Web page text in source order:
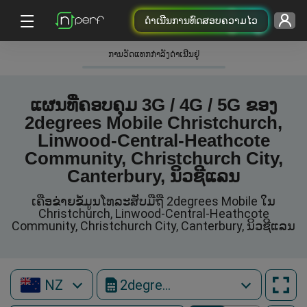
ດຳເນີນການທົດສອບຄວາມໄວ
ການວັດແທກກໍາລັງດໍາເນີນຢູ່
ແຜນທີ່ຄອບຄຸມ 3G / 4G / 5G ຂອງ
2degrees Mobile Christchurch,
Linwood-Central-Heathcote
Community, Christchurch City,
Canterbury, ນິວຊີແລນ
ເຄືອຂ່າຍຂໍ້ມູນໂທລະສັບມືຖື 2degrees Mobile ໃນ
Christchurch, Linwood-Central-Heathcote
Community, Christchurch City, Canterbury, ນິວຊີແລນ
NZ 2degrees Mobile